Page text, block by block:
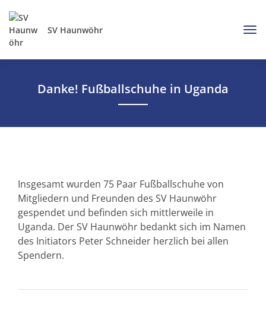
SV Haunwöhr
Danke! Fußballschuhe in Uganda
Insgesamt wurden 75 Paar Fußballschuhe von
Mitgliedern und Freunden des SV Haunwöhr
gespendet und befinden sich mittlerweile in
Uganda. Der SV Haunwöhr bedankt sich im Namen
des Initiators Peter Schneider herzlich bei allen
Spendern.